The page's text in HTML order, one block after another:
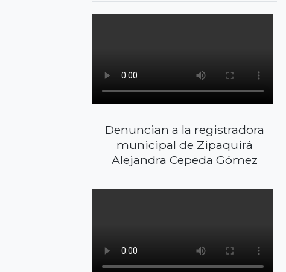
Denuncian a la registradora
municipal de Zipaquirá
Alejandra Cepeda Gómez